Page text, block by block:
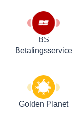
BS
Betalingsservice
Golden Planet